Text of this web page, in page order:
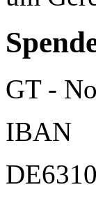
GT -
IBAN